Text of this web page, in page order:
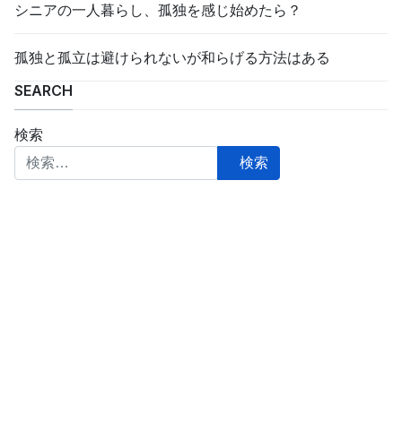
シニアの一人暮らし、孤独を感じ始めたら？
孤独と孤立は避けられないが和らげる方法はある
SEARCH
検索
検索